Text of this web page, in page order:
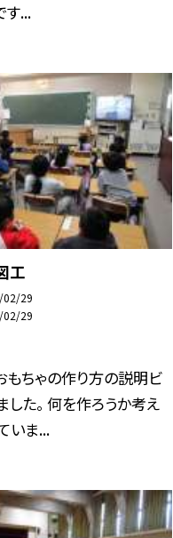
す...
工
02/29
02/29
もちゃの作り方の説明ビ
した。 何を作ろうか考え
いま...